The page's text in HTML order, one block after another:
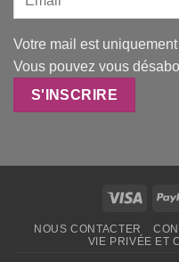
Votre mail est
Vous pouvez vous
Visa
NOUS CONTACTER
VIE PRIVÉE ET